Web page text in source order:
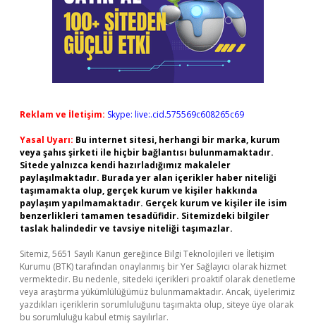
Reklam ve İletişim: Skype: live:.cid.575569c608265c69
Yasal Uyarı: Bu internet sitesi, herhangi bir marka, kurum
veya şahıs şirketi ile hiçbir bağlantısı bulunmamaktadır.
Sitede yalnızca kendi hazırladığımız makaleler
paylaşılmaktadır. Burada yer alan içerikler haber niteliği
taşımamakta olup, gerçek kurum ve kişiler hakkında
paylaşım yapılmamaktadır. Gerçek kurum ve kişiler ile isim
benzerlikleri tamamen tesadüfidir. Sitemizdeki bilgiler
taslak halindedir ve tavsiye niteliği taşımazlar.
Sitemiz, 5651 Sayılı Kanun gereğince Bilgi Teknolojileri ve İletişim
Kurumu (BTK) tarafından onaylanmış bir Yer Sağlayıcı olarak hizmet
vermektedir. Bu nedenle, sitedeki içerikleri proaktif olarak denetleme
veya araştırma yükümlülüğümüz bulunmamaktadır. Ancak, üyelerimiz
yazdıkları içeriklerin sorumluluğunu taşımakta olup, siteye üye olarak
bu sorumluluğu kabul etmiş sayılırlar.